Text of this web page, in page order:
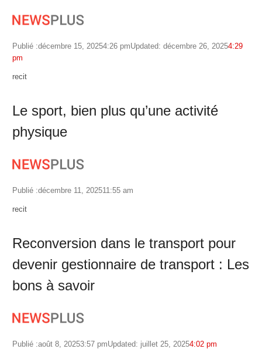
Publié :décembre 15, 20254:26 pmUpdated: décembre 26, 20254:29
pm
Author
recit
Le sport, bien plus qu’une activité
physique
Publié :décembre 11, 202511:55 am
Author
recit
Reconversion dans le transport pour
devenir gestionnaire de transport : Les
bons à savoir
Publié :août 8, 20253:57 pmUpdated: juillet 25, 20254:02 pm